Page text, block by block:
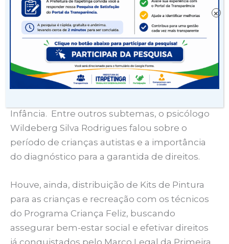
garantir um futuro promissor e uma
sociedade mais saudável e equilibrada”,
explicou a secretária Emanuelle Brandão.
Durante o evento, foram passadas
informações sobre a importância das
Infância. Entre outros subtemas, o psicólogo
Wildeberg Silva Rodrigues falou sobre o
período de crianças autistas e a importância
do diagnóstico para a garantida de direitos.
Houve, ainda, distribuição de Kits de Pintura
para as crianças e recreação com os técnicos
do Programa Criança Feliz, buscando
assegurar bem-estar social e efetivar direitos
×